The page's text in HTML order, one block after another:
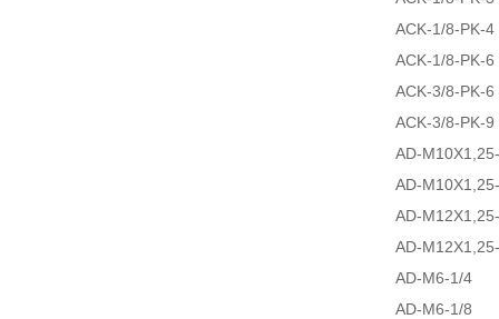
ACK-1/8-PK-4
ACK-1/8-PK-6
ACK-3/8-PK-6
ACK-3/8-PK-9
AD-
AD-
AD-
AD-
AD-M6-1/4
AD-M6-1/8